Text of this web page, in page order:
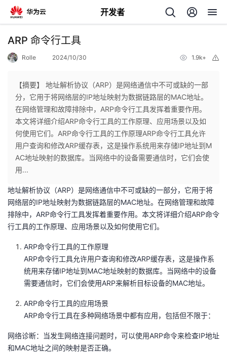
开发者
返
个
人
主
页
我
的
开
发
者
我
博
客
的
论
我
的
我
ARP 命令行工具
Rolle 2024/10/30 1.9k+
【摘要】 地址解析协议（ARP）是网络通信中不可或缺的一部
分，它用于将网络层的IP地址映射为数据链路层的MAC地址。
在网络管理和故障排除中，ARP命令行工具发挥着重要作用。
本文将详细介绍ARP命令行工具的工作原理、应用场景以及如
何使用它们。ARP命令行工具的工作原理ARP命令行工具允许
用户查询和修改ARP缓存表，这是操作系统用来存储IP地址到M
AC地址映射的数据库。当网络中的设备需要通信时，它们会使
用...
地址解析协议（ARP）是网络通信中不可或缺的一部分，它用于将
网络层的IP地址映射为数据链路层的MAC地址。在网络管理和故障
排除中，ARP命令行工具发挥着重要作用。本文将详细介绍ARP命令
行工具的工作原理、应用场景以及如何使用它们。
ARP命令行工具的工作原理
ARP命令行工具允许用户查询和修改ARP缓存表，这是操作系
统用来存储IP地址到MAC地址映射的数据库。当网络中的设备
需要通信时，它们会使用ARP来解析目标设备的MAC地址。
ARP命令行工具的应用场景
ARP命令行工具在多种网络场景中都有应用，包括但不限于：
网络诊断：当发生网络连接问题时，可以使用ARP命令来检查IP地址
和MAC地址之间的映射是否正确。